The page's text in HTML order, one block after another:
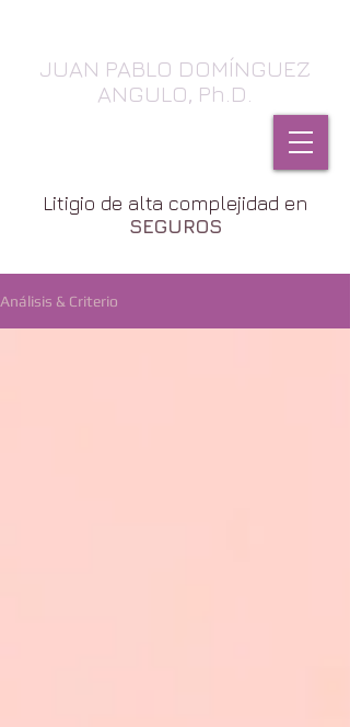
JUAN PABLO DOMÍNGUEZ
ANGULO, Ph.D.
Litigio de alta complejidad en
SEGUROS
Análisis & Criterio